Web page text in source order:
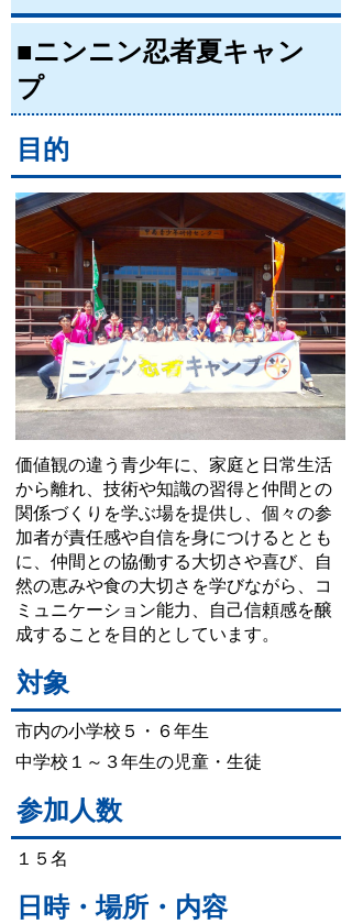
■ニンニン忍者夏キャン
プ
目的
価値観の違う青少年に、家庭と日常生活
から離れ、技術や知識の習得と仲間との
関係づくりを学ぶ場を提供し、個々の参
加者が責任感や自信を身につけるととも
に、仲間との協働する大切さや喜び、自
然の恵みや食の大切さを学びながら、コ
ミュニケーション能力、自己信頼感を醸
成することを目的としています。
対象
市内の小学校５・６年生
中学校１～３年生の児童・生徒
参加人数
１５名
日時・場所・内容